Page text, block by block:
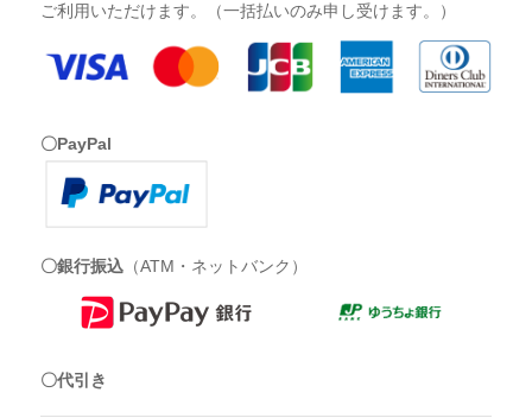
ご利用いただけます。（一括払いのみ申し受けます。）
〇PayPal
〇銀行振込 （ATM・ネットバンク）
〇代引き